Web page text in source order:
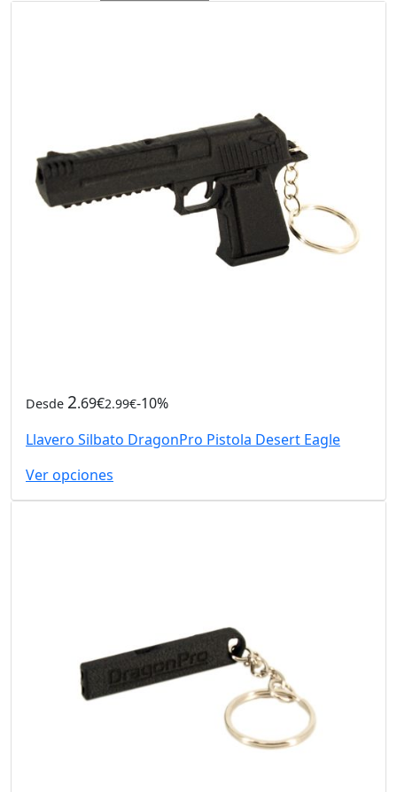
Desde 2.69€2.99€-10%
Llavero Silbato DragonPro Pistola Desert Eagle
Ver opciones